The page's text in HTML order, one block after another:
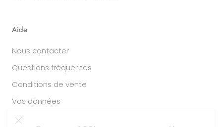
Aide
Nous contacter
Questions fréquentes
Conditions de vente
Vos données